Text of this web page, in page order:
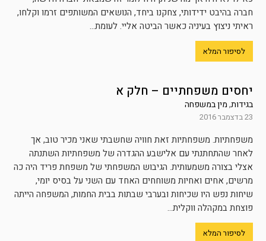
חברה בהיבט ידידותי, צחקנו ביחד, הנושאים המשותפים זרמו וקלחו,
ראיתי ניצוץ בעיניה כאשר הביטה אליי. לעומת...
לסיפור המלא
יחסים משפחתיים – חלק א
בגידות,מין במשפחה
23 בדצמבר 2016
משפחתיות. משפחתיות זאת חוויה שחשבתי שאני מכיר טוב, אך
לאחר שהתחתנתי עם אלישבע ההגדרה של משפחתיות השתנתה
אצלי בצורה משמעותית. הגיבוש המשפחתי של משפחת פריד היה כה
מרשים, אחים ואחיות משוחחים האחד עם השני על בסיס יומי,
שיחות נפש היו שכיחות ובערבי שבתות בבית החמות, המשפחה הייתה
פוצחת במקהלה ווקלית...
לסיפור המלא